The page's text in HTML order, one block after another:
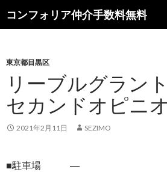
コンフォリア仲介手数料無料
索
ン
ツ
へ
ス
キ
ッ
東京都目黒区
リーブルグラン
セカンドオピニ
2021年2月11日 SEZIMO
■駐車場 ―